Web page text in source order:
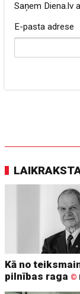
Saņem Diena.lv
E-pasta adrese
Kā no
pilnības raga ©